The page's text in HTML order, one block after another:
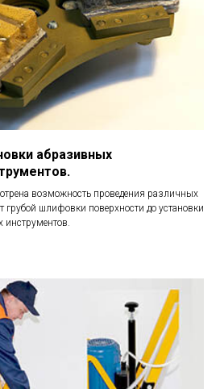
абразивных
возможность проведения различных
грубой шлифовки поверхности до установки